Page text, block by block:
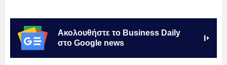
Ακολουθήστε το Business Daily
στο Google news